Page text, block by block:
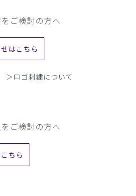
ご検討の方へ
はこちら
＞ロゴ刺繍について
ご検討の方へ
ちら